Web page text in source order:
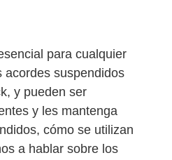
para cualquier
acordes suspendidos
y pueden ser
y les mantenga
cómo se utilizan
a hablar sobre los